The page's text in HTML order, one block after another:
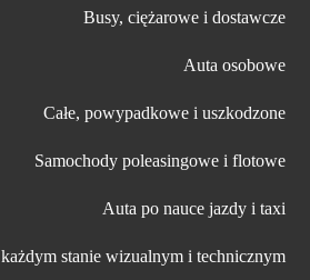
Busy, ciężarowe i dostawcze
Auta osobowe
Całe, powypadkowe i uszkodzone
Samochody poleasingowe i flotowe
Auta po nauce jazdy i taxi
stanie wizualnym i technicznym